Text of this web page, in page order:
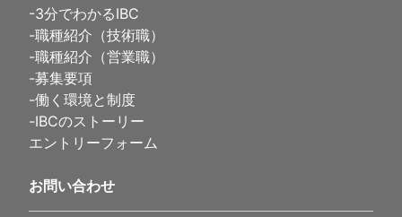
-3分でわかるIBC
-職種紹介（技術職）
-職種紹介（営業職）
-募集要項
-働く環境と制度
-IBCのストーリー
エントリーフォーム
お問い合わせ